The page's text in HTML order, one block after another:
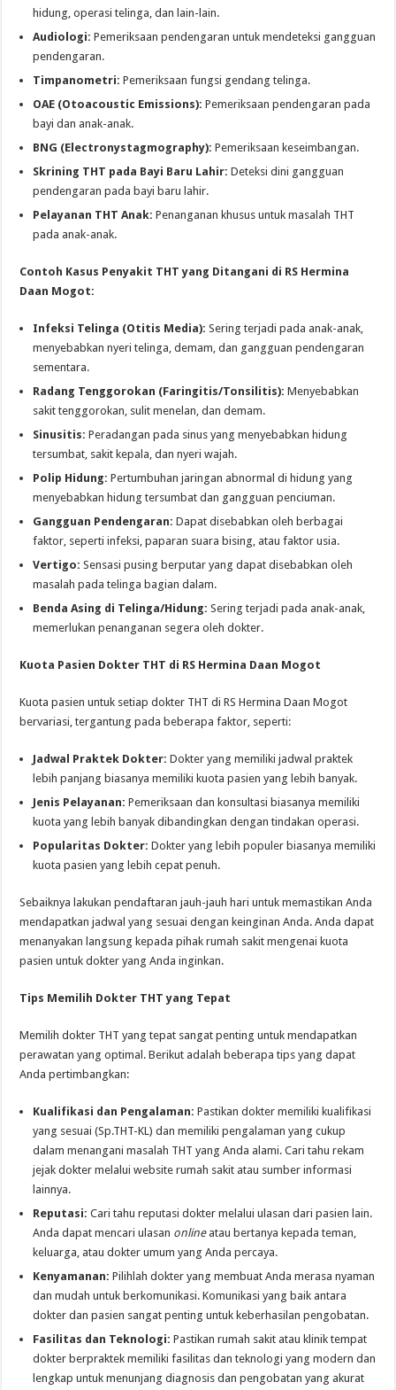
hidung, operasi telinga, dan lain-lain.
Audiologi: Pemeriksaan pendengaran untuk mendeteksi gangguan
pendengaran.
Timpanometri: Pemeriksaan fungsi gendang telinga.
OAE (Otoacoustic Emissions): Pemeriksaan pendengaran pada
bayi dan anak-anak.
BNG (Electronystagmography): Pemeriksaan keseimbangan.
Skrining THT pada Bayi Baru Lahir: Deteksi dini gangguan
pendengaran pada bayi baru lahir.
Pelayanan THT Anak: Penanganan khusus untuk masalah THT
pada anak-anak.
Contoh Kasus Penyakit THT yang Ditangani di RS Hermina
Daan Mogot:
Infeksi Telinga (Otitis Media): Sering terjadi pada anak-anak,
menyebabkan nyeri telinga, demam, dan gangguan pendengaran
sementara.
Radang Tenggorokan (Faringitis/Tonsilitis): Menyebabkan
sakit tenggorokan, sulit menelan, dan demam.
Sinusitis: Peradangan pada sinus yang menyebabkan hidung
tersumbat, sakit kepala, dan nyeri wajah.
Polip Hidung: Pertumbuhan jaringan abnormal di hidung yang
menyebabkan hidung tersumbat dan gangguan penciuman.
Gangguan Pendengaran: Dapat disebabkan oleh berbagai
faktor, seperti infeksi, paparan suara bising, atau faktor usia.
Vertigo: Sensasi pusing berputar yang dapat disebabkan oleh
masalah pada telinga bagian dalam.
Benda Asing di Telinga/Hidung: Sering terjadi pada anak-anak,
memerlukan penanganan segera oleh dokter.
Kuota Pasien Dokter THT di RS Hermina Daan Mogot
Kuota pasien untuk setiap dokter THT di RS Hermina Daan Mogot
bervariasi, tergantung pada beberapa faktor, seperti:
Jadwal Praktek Dokter: Dokter yang memiliki jadwal praktek
lebih panjang biasanya memiliki kuota pasien yang lebih banyak.
Jenis Pelayanan: Pemeriksaan dan konsultasi biasanya memiliki
kuota yang lebih banyak dibandingkan dengan tindakan operasi.
Popularitas Dokter: Dokter yang lebih populer biasanya memiliki
kuota pasien yang lebih cepat penuh.
Sebaiknya lakukan pendaftaran jauh-jauh hari untuk memastikan Anda
mendapatkan jadwal yang sesuai dengan keinginan Anda. Anda dapat
menanyakan langsung kepada pihak rumah sakit mengenai kuota
pasien untuk dokter yang Anda inginkan.
Tips Memilih Dokter THT yang Tepat
Memilih dokter THT yang tepat sangat penting untuk mendapatkan
perawatan yang optimal. Berikut adalah beberapa tips yang dapat
Anda pertimbangkan:
Kualifikasi dan Pengalaman: Pastikan dokter memiliki kualifikasi
yang sesuai (Sp.THT-KL) dan memiliki pengalaman yang cukup
dalam menangani masalah THT yang Anda alami. Cari tahu rekam
jejak dokter melalui website rumah sakit atau sumber informasi
lainnya.
Reputasi: Cari tahu reputasi dokter melalui ulasan dari pasien lain.
Anda dapat mencari ulasan onlineatau bertanya kepada teman,
keluarga, atau dokter umum yang Anda percaya.
Kenyamanan: Pilihlah dokter yang membuat Anda merasa nyaman
dan mudah untuk berkomunikasi. Komunikasi yang baik antara
dokter dan pasien sangat penting untuk keberhasilan pengobatan.
Fasilitas dan Teknologi: Pastikan rumah sakit atau klinik tempat
dokter berpraktek memiliki fasilitas dan teknologi yang modern dan
lengkap untuk menunjang diagnosis dan pengobatan yang akurat